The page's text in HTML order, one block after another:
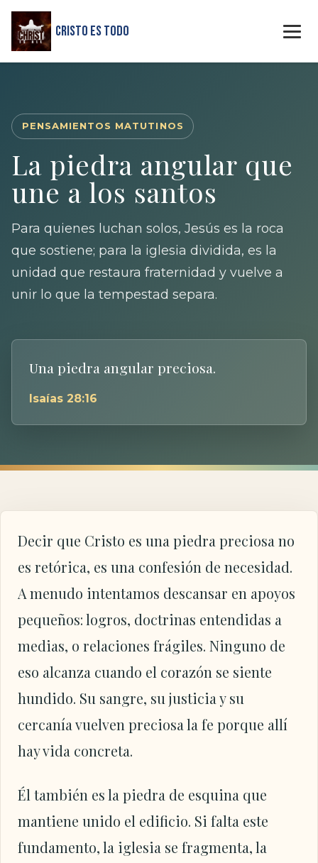
Cristo Es Todo
PENSAMIENTOS MATUTINOS
La piedra angular que
une a los santos
Para quienes luchan solos, Jesús es la roca
que sostiene; para la iglesia dividida, es la
unidad que restaura fraternidad y vuelve a
unir lo que la tempestad separa.
Una piedra angular preciosa.
Isaías 28:16
Decir que Cristo es una piedra preciosa no
es retórica, es una confesión de necesidad.
A menudo intentamos descansar en apoyos
pequeños: logros, doctrinas entendidas a
medias, o relaciones frágiles. Ninguno de
eso alcanza cuando el corazón se siente
hundido. Su sangre, su justicia y su
cercanía vuelven preciosa la fe porque allí
hay vida concreta.
Él también es la piedra de esquina que
mantiene unido el edificio. Si falta este
fundamento, la iglesia se fragmenta, la